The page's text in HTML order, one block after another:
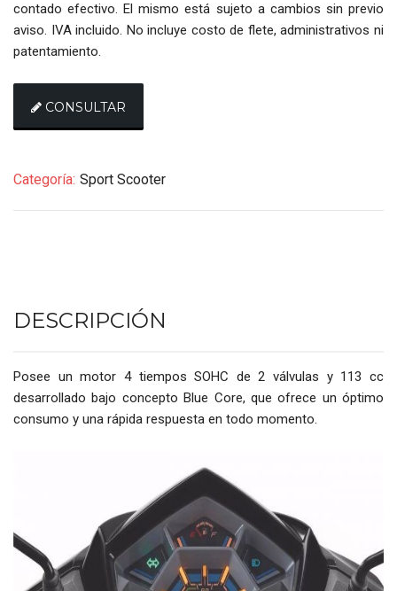
contado efectivo. El mismo está sujeto a cambios sin previo
aviso. IVA incluido. No incluye costo de flete, administrativos ni
patentamiento.
CONSULTAR
Categoría: Sport Scooter
DESCRIPCIÓN
Posee un motor 4 tiempos SOHC de 2 válvulas y 113 cc
desarrollado bajo concepto Blue Core, que ofrece un óptimo
consumo y una rápida respuesta en todo momento.